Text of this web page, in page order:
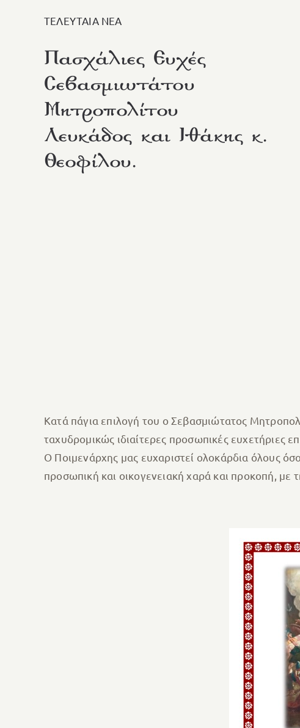
ΤΕΛΕΥΤΑΙΑ ΝΕΑ
Πασχάλιες Ευχές
Σεβασμιωτάτου
Μητροπολίτου
Λευκάδος και Ιθάκης κ.
Θεοφίλου.
Κατά πάγια επιλογή του ο Σεβασμιώτατος
ταχυδρομικώς ιδιαίτερες προσωπικές ευχετήριες
Ο Ποιμενάρχης μας ευχαριστεί ολοκάρδια όλους
προσωπική και οικογενειακή χαρά και προκοπή, με